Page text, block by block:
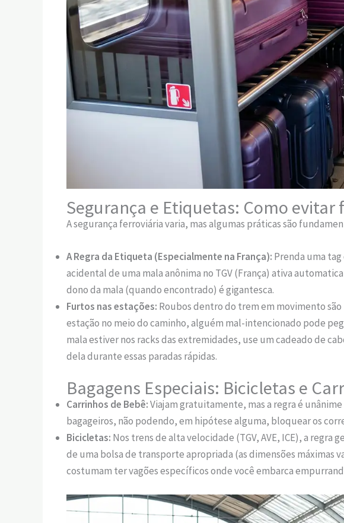
Segurança e Etiquetas: Como
A segurança ferroviária varia, mas algumas práticas são
A Regra da Etiqueta (Especialmente na França): Prenda uma tag
acidental de uma mala anônima no TGV (França) ativa
dono da mala (quando encontrado) é gigantesca.
Furtos nas estações: Roubos dentro do trem em movimento são
estação no meio do caminho, alguém mal-intencionado pode
mala estiver nos racks das extremidades, use um cadeado de
dela durante essas paradas rápidas.
Bagagens Especiais: Bicicletas e
Carrinhos de Bebê:Viajam gratuitamente, mas a regra é
bagageiros, não podendo, em hipótese alguma, bloquear os
Bicicletas: Nos trens de alta velocidade (TGV, AVE, ICE), a
de uma bolsa de transporte apropriada (as dimensões máximas
costumam ter vagões específicos onde você embarca